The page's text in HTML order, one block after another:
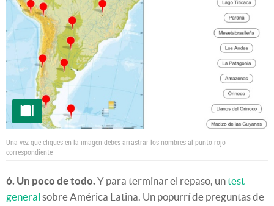
Una vez que cliques en la imagen debes arrastrar los nombres al punto rojo
correspondiente
6. Un poco de todo.Y para terminar el repaso, untest
general sobre América Latina. Un popurrí de preguntas de